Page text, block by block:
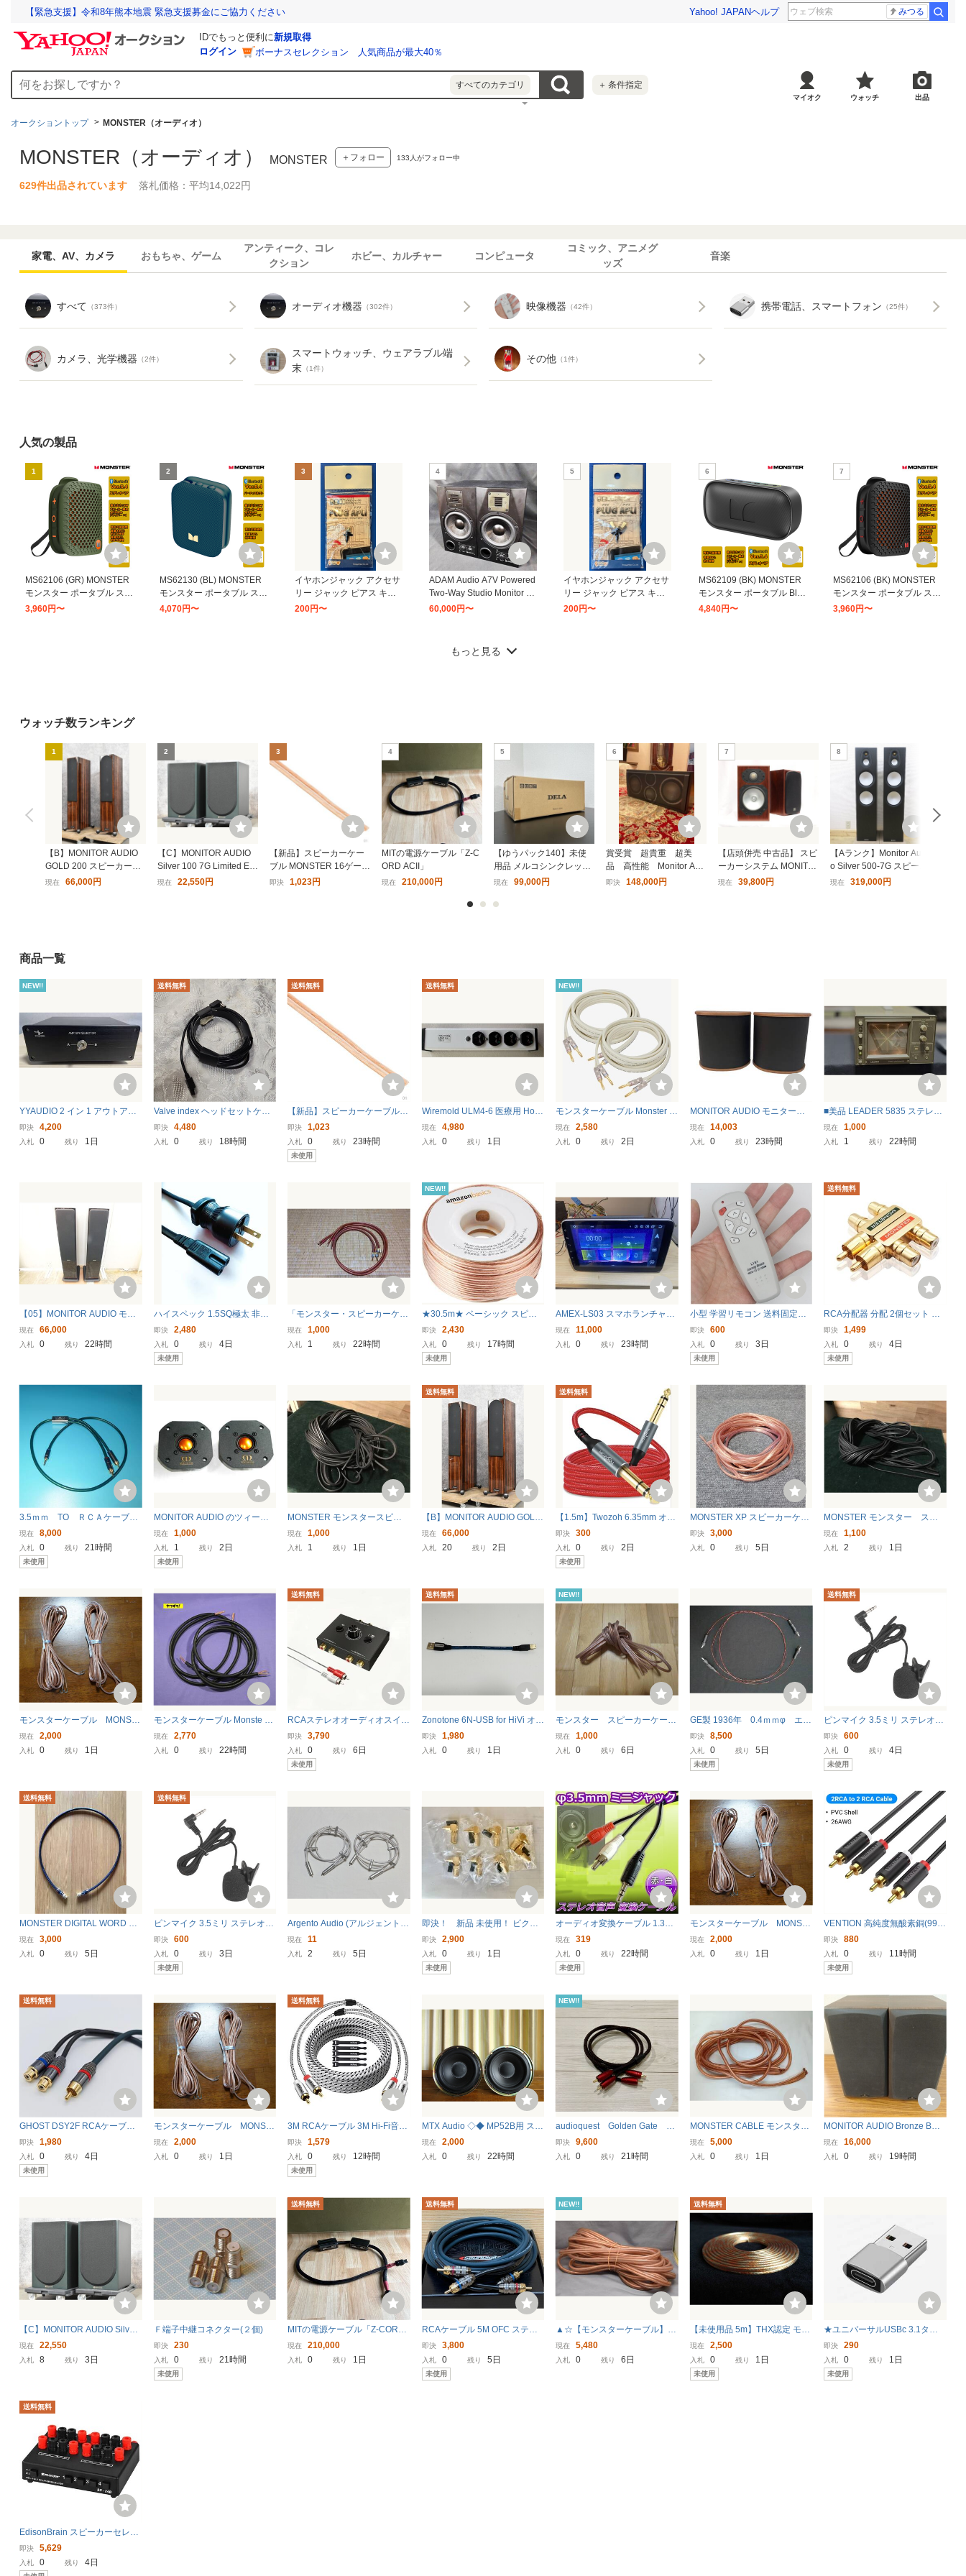
【緊急支援】令和8年熊本地震 緊急支援募金にご協力ください Yahoo! JAPANヘルプ みつる
IDでもっと便利に新規取得
ログイン
ボーナスセレクション 人気商品が最大40％
すべてのカテゴリ ＋ 条件指定
マイオク ウォッチ 出品
オークショントップ MONSTER（オーディオ）
MONSTER（オーディオ） MONSTER ＋フォロー 133 人がフォロー中
629件出品されています 落札価格：平均14,022円
家電、AV、カメラ おもちゃ、ゲーム
アンティーク、コレ
クション
ホビー、カルチャー コンピュータ
コミック、アニメグ
ッズ
音楽
すべて （373件） オーディオ機器 （302件） 映像機器 （42件） 携帯電話、スマートフォン （25件）
カメラ、光学機器 （2件）
スマートウォッチ、ウェアラブル端
末（1件）
その他 （1件）
人気の製品
1
MS62106 (GR) MONSTER
モンスター ポータブル スピ
ーカー Atomic/Blaster Micro
3,960円〜
2
MS62130 (BL) MONSTER
モンスター ポータブル スピ
ーカー Atomic/Blaster Atom
4,070円〜
3
イヤホンジャック アクセサ
リー ジャック ピアス キャ
ップ カバー スマホピアス
200円〜
4
ADAM Audio A7V Powered
Two-Way Studio Monitor (2-
Pack) Bundle with 10-Inch
Pack) and 10 Feet Balanc
60,000円〜
5
イヤホンジャック アクセサ
リー ジャック ピアス キャ
ップ カバー スマホピアス
200円〜
6
MS62109 (BK) MONSTER
モンスター ポータブル Blu
etooth スピーカー S150 ブ
4,840円〜
7
MS62106 (BK) MONSTER
モンスター ポータブル スピ
ーカー Atomic/Blaster Micro
3,960円〜
MS62109 (RD) MONSTER
モンスター ポータブル Blu
etooth スピーカー S150 レ
UX/microSD/USB入力対応
ステレオペア機能
4,840円〜
MS62106 (PU) MONSTER
モンスター ポータブル スピ
レススピーカー 防水 (IPX5)
ステレオペア機能
MS62130 (RD) MONSTER
モンスター ポータブル スピ
ーカー Atomic/Blaster Atom
レッド Bluetooth 防水 (IPX
5) ハンズフリー通話
4,070円〜
MS62115 (WH) MONSTER
モンスター ポータブル スピ
ーカー S150 Plus ホワイト
Bluetooth 防水 (IPX7) LED
搭載 ハンズフリー通話
9,350円〜
MS62106 (BL) MONSTER
モンスター ポータブル スピ
ーカー Atomic/Blaster Micro
ブルー Bluetooth ワイヤレ
ススピーカー 防水 (IPX5)
ステレオペア機能
ボリュームコントロール付
きヘッドフォン AHP-1000
BK （ブラック）
MS62115 (BK) MONSTER
モンスター ポータブル スピ
ーカー S150 Plus ブラック
Bluetooth 防水 (IPX7) LED
搭載 ハンズフリー通話
9,350円〜
18
もっと見る
ウォッチ数ランキング
1
【B】MONITOR AUDIO
GOLD 200 スピーカーペ
ア モニターオーディオ 32
現在 66,000円
2
【C】MONITOR AUDIO
Silver 100 7G Limited Edi
tion スピーカーペア モニ
現在 22,550円
3
【新品】スピーカーケー
ブル MONSTER 16ゲージ
切売 ME-S16-3M 3m 【国
即決 1,023円
4
MITの電源ケーブル「Z-C
ORD ACII」
現在 210,000円
5
【ゆうパック140】未使
用品 メルコシンクレッツ
社 DELA D100-C-J 高性
ブ シルバー 管理No.31※
現在 99,000円
6
賞受賞 超貴重 超美
品 高性能 Monitor Aud
io センタースピーカー
即決 148,000円
7
【店頭併売 中古品】 スピ
ーカーシステム MONITO
R AUDIO Silver Studio 1
現在 39,800円
8
【Aランク】Monitor Audi
o Silver 500-7G スピーカ
ー モニターオーディオ @
現在 319,000円
商品一覧
NEW!!
YYAUDIO 2 イン 1 アウトアン
プオーディオスイッチャーロス
レススピーカーセレクターゴー
即決 4,200
入札 0 残り 1日
送料無料
Valve index ヘッドセットケー
ブル 5m
即決 4,480
入札 0 残り 18時間
送料無料
【新品】スピーカーケーブル M
ONSTER 16ゲージ 切売 ME-S1
6-3M 3m 【国内】 55
即決 1,023
入札 0 残り 23時間
未使用
送料無料
Wiremold ULM4-6 医療用 Hosp
ital Grade 4口 電源タップ アル
ミ製 ギター ベース アンプ
現在 4,980
入札 0 残り 1日
NEW!!
モンスターケーブル Monster C
able XPNW スピーカーケーブ
ル 1.5m LCYOUTH 24K金メッ
現在 2,580
入札 0 残り 2日
MONITOR AUDIO モニターオ
ーディオ Bronze BR-FX スピー
カー ペア オーディオ機器 音音
現在 14,003
入札 0 残り 23時間
■美品 LEADER 5835 ステレオ
オーディオモニター ベクトル
スコープ
現在 1,000
入札 1 残り 22時間
【05】MONITOR AUDIO モニ
ターオーディオ Silver8 スピー
カー 中古 現状品 ＃ ■ 260705B
現在 66,000
入札 0 残り 22時間
ハイスペック 1.5SQ極太 非メ
ッキ化カスタム C7メガネ電源
ケーブル 1m〜5m【新品】PS
5/Apple TV/Mac mini等に ※C1
4変換アダプタも特注可
即決 2,480
入札 0 残り 4日
未使用
「モンスター・スピーカーケー
ブル」 プラグ付 ペア
現在 1,000
入札 1 残り 22時間
NEW!!
★30.5m★ ベーシック スピー
カーケーブル 16ゲージ 30.5m
ブロンズ
即決 2,430
入札 0 残り 17時間
未使用
AMEX-LS03 スマホランチャ
ー 9インチ カーオーディオ
Bluetooth
現在 11,000
入札 0 残り 23時間
小型 学習リモコン 送料固定
（リモコン 信号 コピー 複製 mi
ni ミニ 学習 テレビ TV DVD ア
ンプ オーディオ カーナビ HDD
レコーダー
即決 600
入札 0 残り 3日
未使用
送料無料
RCA分配器 分配 2個セット 金
メッキ アダプタ オス メス RCA
分岐 変換 F型 1出力2分配 RCA
ケーブル 1オス2メ
即決 1,499
入札 0 残り 4日
未使用
3.5ｍｍ TO ＲＣＡケーブ
ル １Ｍ
現在 8,000
入札 0 残り 21時間
未使用
MONITOR AUDIO のツィータ
ー 未使用品
現在 1,000
入札 1 残り 2日
未使用
MONSTER モンスタースピー
カーケーブルS16 約6.5メート
ルペア
現在 1,000
入札 1 残り 1日
送料無料
【B】MONITOR AUDIO GOLD
200 スピーカーペア モニター
オーディオ 3265160【送料無
現在 66,000
入札 20 残り 2日
送料無料
【1.5m】Twozoh 6.35mm オー
ディオケーブル 1.5M, TRS バ
ランスステレオオーディオ ギ
ター ケーブル オス-オス(1M-5
M)
即決 300
入札 0 残り 2日
未使用
MONSTER XP スピーカーケー
ブル 7m 1本 音出し動作確認済
み
即決 3,000
入札 0 残り 5日
MONSTER モンスター スピ
ーカーケーブル S16 約650セ
ンチペア
現在 1,100
入札 2 残り 1日
モンスターケーブル MONST
ER ESSENTIALS 約4.35m ×２
本 ②
現在 2,000
入札 0 残り 1日
モンスターケーブル Monste Ca
bler Z1R スピーカーケーブル 2
本セット 約2.27m x1 約1.48m
現在 2,770
入札 0 残り 22時間
送料無料
RCAステレオオーディオスイッ
チャー R/L オーディオセレクタ
ー スプリッター 2(1)-in-1(2)-O
utオーディオセレク
即決 3,790
入札 0 残り 6日
未使用
送料無料
Zonotone 6N-USB for HiVi オー
ディオ用USBケーブル HiVi 特
別付録
即決 1,980
入札 0 残り 1日
NEW!!
モンスター スピーカーケーブ
ル 中古 ※福岡より
現在 1,000
入札 0 残り 6日
GE製 1936年 0.4ｍｍφ エナ
メル線使用 RCAケーブル 1
ｍ ペア
即決 8,500
入札 0 残り 5日
未使用
送料無料
ピンマイク 3.5ミリ ステレオ端
子 3極 送料無料 クリップ 回転
（AUX ネクタイ パソコンマイ
ク PCマイク クリップマイ
ク）、
即決 600
入札 0 残り 4日
未使用
送料無料
MONSTER DIGITAL WORD CL
OCK MONSTER CABLE 1m
現在 3,000
入札 0 残り 5日
送料無料
ピンマイク 3.5ミリ ステレオ端
子 3極 送料無料 クリップ 回転
（AUX ネクタイ パソコンマイ
ク PCマイク クリップマイク）
即決 600
入札 0 残り 3日
未使用
Argento Audio (アルジェント・
オーディオ) Flow Master Refer
ence rcaケーブル 1.0Mペア
現在 11
入札 2 残り 5日
即決！ 新品 未使用！ ビクタ
ー サービスエンジニアリン
グ RCA-PGL12 L型 RCAプ
ラグ ８ 個
即決 2,900
入札 0 残り 1日
未使用
オーディオ変換ケーブル 1.3m
RCA端子 ステレオ音声 RCA ⇔
3.5mm ミニプラグ 赤 白 2ピン
ミニプラグ ミニジャック ステ
レオ テレビ
現在 319
入札 0 残り 22時間
未使用
モンスターケーブル MONST
ER ESSENTIALS 約4.35m ×２
本 ①
現在 2,000
入札 0 残り 1日
VENTION 高純度無酸素銅(99.9
9%)ケーブル 2RCA - 2RCA 金
メッキプラグ オーディオケー
ブル 2.0ｍ
即決 880
入札 0 残り 11時間
未使用
送料無料
GHOST DSY2F RCAケーブル
分岐Y型 1オス-2メス 2本
即決 1,980
入札 0 残り 4日
未使用
モンスターケーブル MONST
ER ESSENTIALS 約4.35m ×２
本 ③
現在 2,000
入札 0 残り 1日
送料無料
3M RCAケーブル 3M Hi-Fi音質
赤白 2重シールドスピーカー同
軸オーディオケーブル 24K金メ
ッキコネクタ 2RCA-
即決 1,579
入札 0 残り 12時間
未使用
MTX Audio ◇◆ MP52B用 スピ
ーカー ペア ペア ◆◇ 8Ω 75W
atts RMS
現在 2,000
入札 0 残り 22時間
NEW!!
audioquest Golden Gate シ
ョートアナログケーブル RCA
RCA 1.0ｍ オーディオクエ
即決 9,600
入札 0 残り 21時間
MONSTER CABLE モンスター
ケーブル Time Correct スピー
カーケーブル 2.3m+2.9m 2本セ
現在 5,000
入札 0 残り 1日
MONITOR AUDIO Bronze BR2
モニタースピーカーペア 美
品 動作確認 現状品
現在 16,000
入札 0 残り 19時間
【C】MONITOR AUDIO Silver
100 7G Limited Edition スピー
カーペア モニターオーディオ 3
現在 22,550
入札 8 残り 3日
Ｆ端子中継コネクター(２個)
即決 230
入札 0 残り 21時間
未使用
送料無料
MITの電源ケーブル「Z-CORD
ACII」
現在 210,000
入札 0 残り 1日
送料無料
RCAケーブル 5M OFC ステレ
オ アンプ配線 取り付け 5メー
トル
即決 3,800
入札 0 残り 5日
未使用
NEW!!
▲☆【モンスターケーブル】N
MC スピーカーケーブル 10m 1
本①★△
現在 5,480
入札 0 残り 6日
送料無料
【未使用品 5m】THX認定 モン
スターケーブル スピーカーケ
ーブル ホームシアター世界基
準THX認定ケーブル MONSTE
R CABLE
現在 2,500
入札 0 残り 1日
未使用
★ユニバーサルUSBc 3.1タイ
プcメス-USB 3.0タイプaオス
ポートコンバーターアダプタ
ー シルバー 未使用！
即決 290
入札 0 残り 1日
未使用
送料無料
EdisonBrain スピーカーセレク
ター 2 in 4 out スピーカー スイ
ッチャー スイッチング ステレ
オ アンプ オー
即決 5,629
入札 0 残り 4日